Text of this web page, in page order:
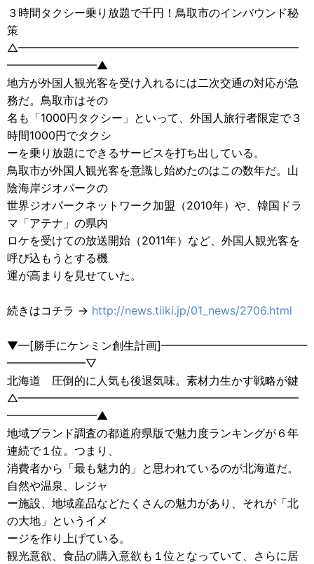
３時間タクシー乗り放題で千円！鳥取市のインバウンド秘
策
△━━━━━━━━━━━━━━━━━━━━━━━━━
━━━━━━━━▲
地方が外国人観光客を受け入れるには二次交通の対応が急
務だ。鳥取市はその
名も「1000円タクシー」といって、外国人旅行者限定で３
時間1000円でタクシ
ーを乗り放題にできるサービスを打ち出している。
鳥取市が外国人観光客を意識し始めたのはこの数年だ。山
陰海岸ジオパークの
世界ジオパークネットワーク加盟（2010年）や、韓国ドラ
マ「アテナ」の県内
ロケを受けての放送開始（2011年）など、外国人観光客を
呼び込もうとする機
運が高まりを見せていた。
続きはコチラ → http://news.tiiki.jp/01_news/2706.html
▼━[勝手にケンミン創生計画]━━━━━━━━━━━━━
━━━━━━━▽
北海道 圧倒的に人気も後退気味。素材力生かす戦略が鍵
△━━━━━━━━━━━━━━━━━━━━━━━━━
━━━━━━━━▲
地域ブランド調査の都道府県版で魅力度ランキングが６年
連続で１位。つまり、
消費者から「最も魅力的」と思われているのが北海道だ。
自然や温泉、レジャ
ー施設、地域産品などたくさんの魅力があり、それが「北
の大地」というイメ
ージを作り上げている。
観光意欲、食品の購入意欲も１位となっていて、さらに居